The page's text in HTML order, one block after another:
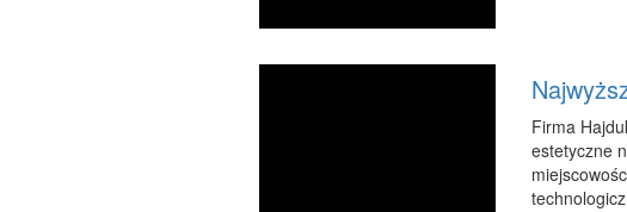
Firma
estetyczne